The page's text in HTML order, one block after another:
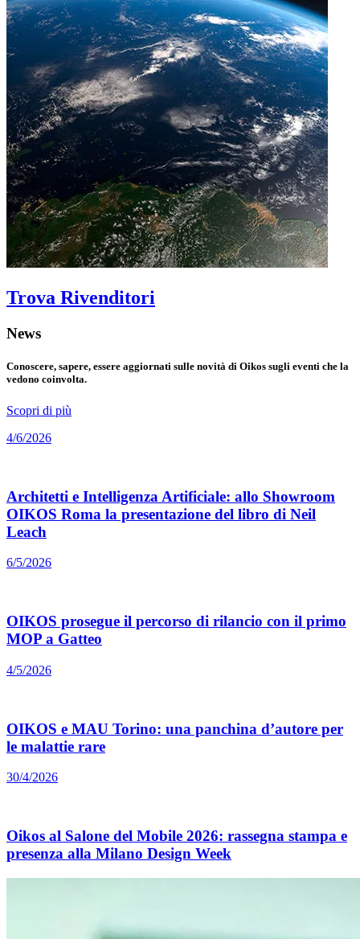
Trova Rivenditori
News
Conoscere, sapere, essere aggiornati sulle novità di Oikos sugli eventi che la
vedono coinvolta.
Scopri di più
4/6/2026
Architetti e Intelligenza Artificiale: allo Showroom
OIKOS Roma la presentazione del libro di Neil
Leach
6/5/2026
OIKOS prosegue il percorso di rilancio con il primo
MOP a Gatteo
4/5/2026
OIKOS e MAU Torino: una panchina d’autore per
le malattie rare
30/4/2026
Oikos al Salone del Mobile 2026: rassegna stampa e
presenza alla Milano Design Week